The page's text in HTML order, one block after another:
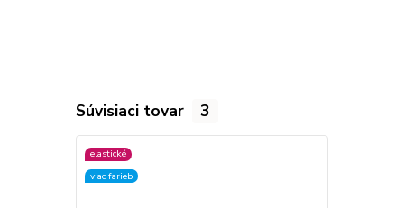
Súvisiaci tovar 3
elastické
viac farieb